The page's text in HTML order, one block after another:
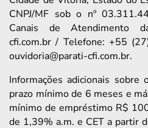
CNPJ/MF sob o nº
Canais de Atendimento
cfi.com.br / Telefone: +55
ouvidoria@parati-cfi.com.br.
Informações adicionais sobre
prazo mínimo de 6 meses e
mínimo de empréstimo R$
de 1,39% a.m. e CET a partir